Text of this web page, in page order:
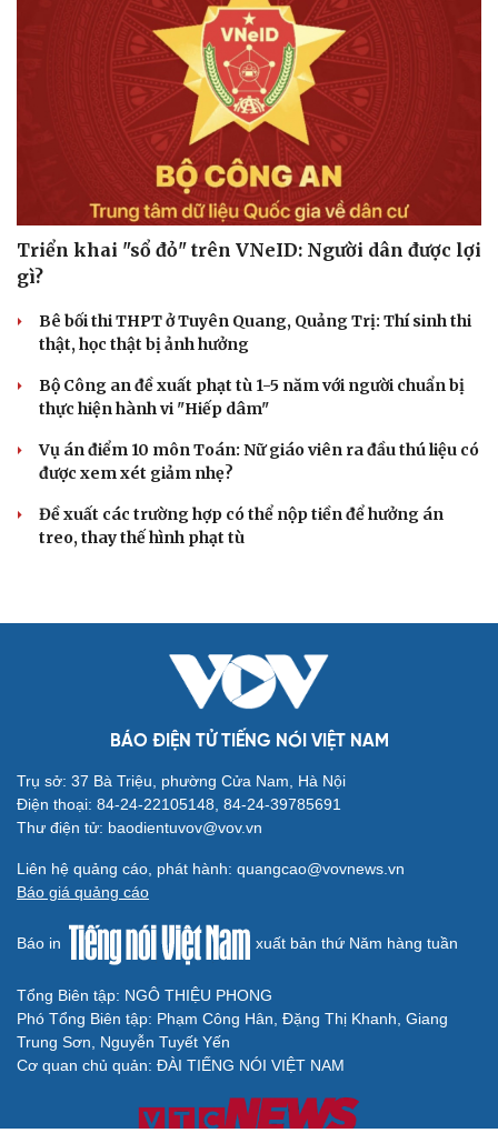
Triển khai "sổ đỏ" trên VNeID: Người dân được lợi
gì?
Bê bối thi THPT ở Tuyên Quang, Quảng Trị: Thí sinh thi
thật, học thật bị ảnh hưởng
Bộ Công an đề xuất phạt tù 1-5 năm với người chuẩn bị
thực hiện hành vi "Hiếp dâm"
Vụ án điểm 10 môn Toán: Nữ giáo viên ra đầu thú liệu có
được xem xét giảm nhẹ?
Đề xuất các trường hợp có thể nộp tiền để hưởng án
treo, thay thế hình phạt tù
BÁO ĐIỆN TỬ TIẾNG NÓI VIỆT NAM
Trụ sở: 37 Bà Triệu, phường Cửa Nam, Hà Nội
Điện thoại: 84-24-22105148, 84-24-39785691
Thư điện tử: baodientuvov@vov.vn
Liên hệ quảng cáo, phát hành: quangcao@vovnews.vn
Báo giá quảng cáo
Báo in xuất bản thứ Năm hàng tuần
Tổng Biên tập: NGÔ THIỆU PHONG
Phó Tổng Biên tập: Phạm Công Hân, Đặng Thị Khanh, Giang
Trung Sơn, Nguyễn Tuyết Yến
Cơ quan chủ quản: ĐÀI TIẾNG NÓI VIỆT NAM